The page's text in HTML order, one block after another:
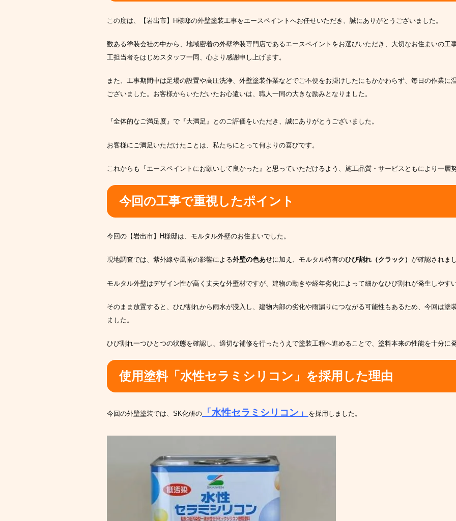
この度は、【岩出市】H様邸の外壁塗装工事をエースペイントへお任せいただき、誠にありがとうございました。
数ある塗装会社の中から、地域密着の外壁塗装専門店であるエースペイントをお選びいただき、大切なお住まいの工
工担当者をはじめスタッフ一同、心より感謝申し上げます。
また、工事期間中は足場の設置や高圧洗浄、外壁塗装作業などでご不便をお掛けしたにもかかわらず、毎日の作業に
ございました。お客様からいただいたお心遣いは、職人一同の大きな励みとなりました。
『全体的なご満足度』で『大満足』とのご評価をいただき、誠にありがとうございました。
お客様にご満足いただけたことは、私たちにとって何よりの喜びです。
これからも『エースペイントにお願いして良かった』と思っていただけるよう、施工品質・サービスともにより一層
今回の工事で重視したポイント
今回の【岩出市】H様邸は、モルタル外壁のお住まいでした。
現地調査では、紫外線や風雨の影響による外壁の色あせに加え、モルタル特有のひび割れ（クラック） が確認されまし
モルタル外壁はデザイン性が高く丈夫な外壁材ですが、建物の動きや経年劣化によって細かなひび割れが発生しやす
そのまま放置すると、ひび割れから雨水が浸入し、建物内部の劣化や雨漏りにつながる可能性もあるため、今回は塗
ました。
ひび割れ一つひとつの状態を確認し、適切な補修を行ったうえで塗装工程へ進めることで、塗料本来の性能を十分に
使用塗料「水性セラミシリコン」を採用した理由
今回の外壁塗装では、SK化研の 「水性セラミシリコン」 を採用しました。